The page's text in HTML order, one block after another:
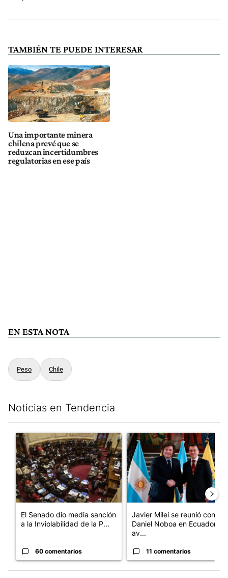
TAMBIÉN TE PUEDE INTERESAR
Una importante minera
chilena prevé que se
reduzcan incertidumbres
regulatorias en ese país
EN ESTA NOTA
Peso Chile
Noticias en Tendencia
Un artículo de tendencia con el título "El Senado dio media
El Senado dio media sanción
a la Inviolabilidad de la P...
60 comentarios
Un artículo de tendencia con
Javier Milei se reunió con
Daniel Noboa en Ecuador y
av...
11 comentarios